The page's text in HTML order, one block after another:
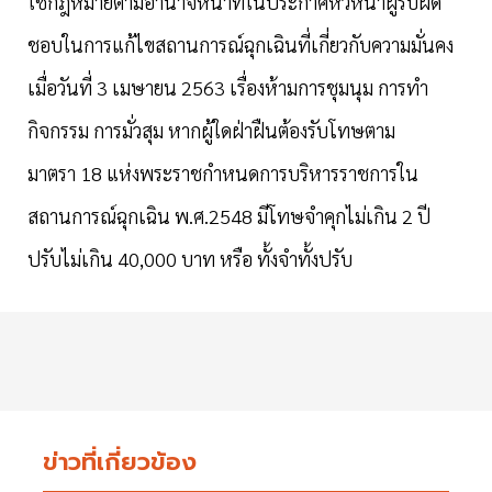
ชอบในการแก้ไขสถานการณ์ฉุกเฉินที่เกี่ยวกับความมั่นคง
เมื่อวันที่ 3 เมษายน 2563 เรื่องห้ามการชุมนุม การทำ
กิจกรรม การมั่วสุม หากผู้ใดฝ่าฝืนต้องรับโทษตาม
มาตรา 18 แห่งพระราชกำหนดการบริหารราชการใน
สถานการณ์ฉุกเฉิน พ.ศ.2548 มีโทษจำคุกไม่เกิน 2 ปี
ปรับไม่เกิน 40,000 บาท หรือ ทั้งจำทั้งปรับ
ข่าวที่เกี่ยวข้อง